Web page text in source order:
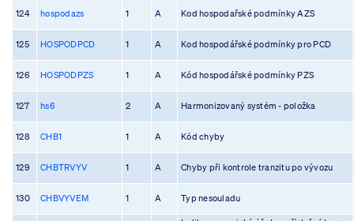
124 hospodazs 1 A Kod hospodařské podmínky AZS
125 HOSPODPCD 1 A Kod hospodářské podmínky pro PCD
126 HOSPODPZS 1 A Kód hospodářské podmínky PZS
127 hs6 2 A Harmonizovaný systém - položka
128 CHB1 1 A Kód chyby
129 CHBTRVYV 1 A Chyby při kontrole tranzitu po vývozu
130 CHBVYVEM 1 A Typ nesouladu